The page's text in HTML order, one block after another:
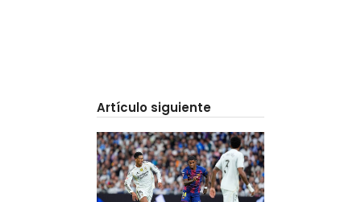
Artículo siguiente